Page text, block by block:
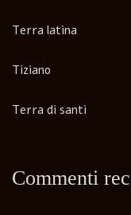
Terra latina
Tiziano
Terra di santi
Commenti